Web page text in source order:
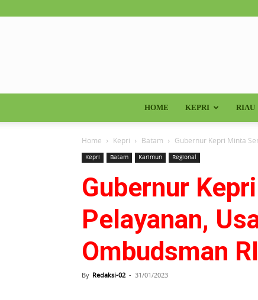
HOME KEPRI RIAU
Home Kepri Batam Gubernur Kepri Minta
Kepri Batam Karimun Regional
Gubernur
Pelayanan,
Ombudsman RI
By Redaksi-02 - 31/01/2023